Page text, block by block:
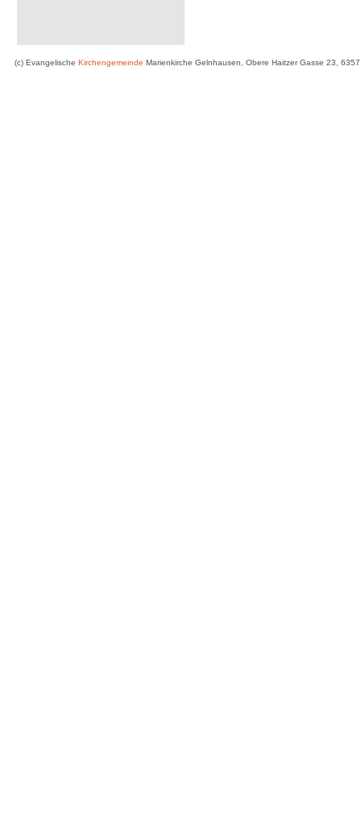
(c) Evangelische Kirchengemeinde Marienkirche Gelnhausen, Obere Haitzer Gasse 23,